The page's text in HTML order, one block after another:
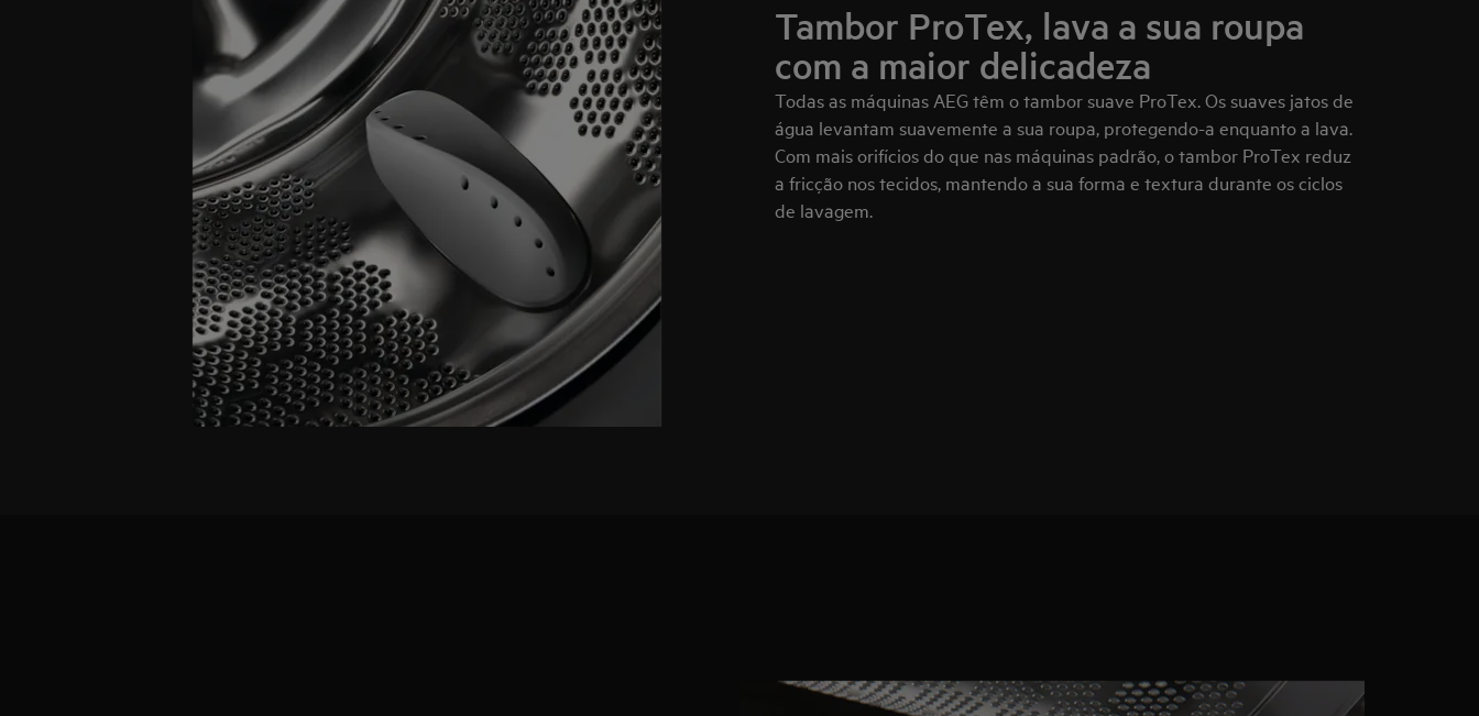
Tambor ProTex, lava a sua roupa
com a maior delicadeza
Todas as máquinas AEG têm o tambor suave ProTex. Os suaves jatos de
água levantam suavemente a sua roupa, protegendo-a enquanto a lava.
Com mais orifícios do que nas máquinas padrão, o tambor ProTex reduz
a fricção nos tecidos, mantendo a sua forma e textura durante os ciclos
de lavagem.